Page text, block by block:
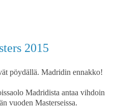
2015
pöydällä. Madridin ennakko!
Madridista antaa vihdoin
vuoden Masterseissa.